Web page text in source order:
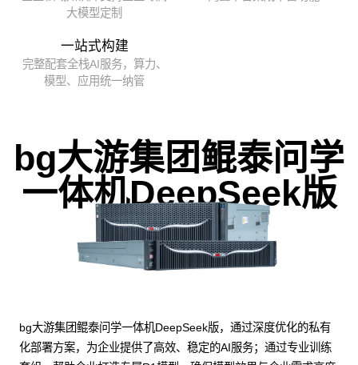
大模型定制
一站式构建
完整配套全栈AI服务，算力、
模型、应用统一纳管
bg大游集团鲲泰问学
一体机DeepSeek版
bg大游集团鲲泰问学一体机DeepSeek版，通过深度优化的私有
化部署方案，为企业提供了高效、稳定的AI服务；通过专业训练